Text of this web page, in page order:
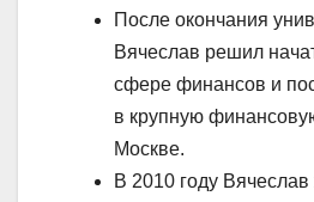
После окончания
Вячеслав решил
сфере финансов и
в крупную
Москве.
В 2010 году